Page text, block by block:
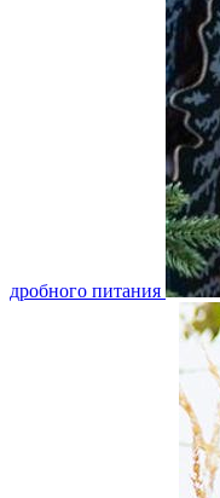
дробного питания